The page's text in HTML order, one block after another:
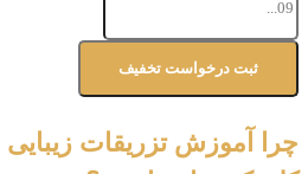
چرا آموزش تزریقات